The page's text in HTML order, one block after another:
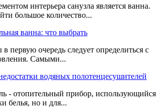
интерьера санузла является ванна.
большое количество...
ванна: что выбрать
первую очередь следует определиться с
Самыми...
водяных полотенцесушителей
- отопительный прибор, использующийся
белья, но и для...